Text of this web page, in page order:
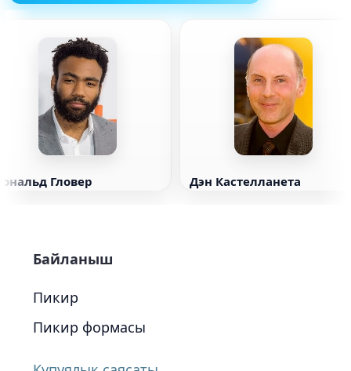
Гловер Дэн Кастелланета
Байланыш
Пикир
Пикир формасы